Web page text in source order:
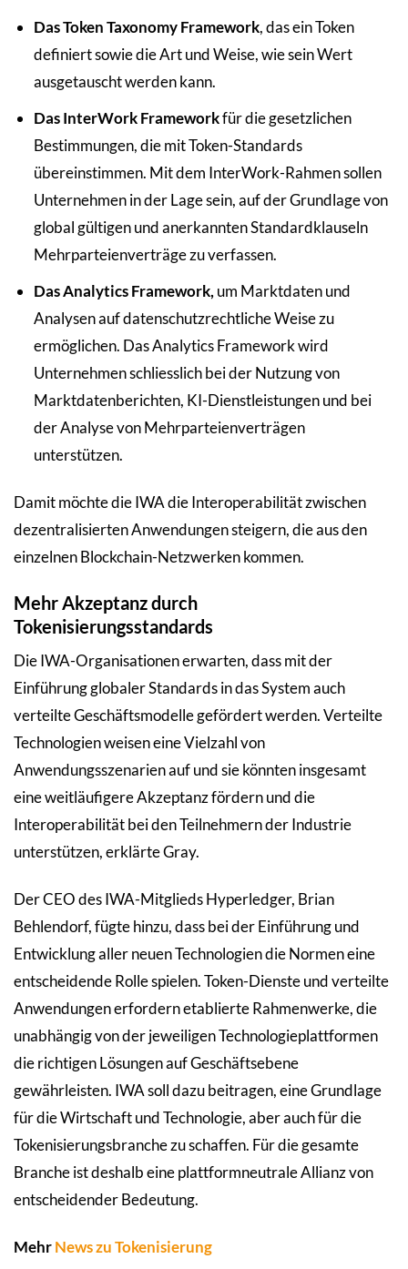
Das Token Taxonomy Framework, das ein Token
definiert sowie die Art und Weise, wie sein Wert
ausgetauscht werden kann.
Das InterWork Frameworkfür die gesetzlichen
Bestimmungen, die mit Token-Standards
übereinstimmen. Mit dem InterWork-Rahmen sollen
Unternehmen in der Lage sein, auf der Grundlage von
global gültigen und anerkannten Standardklauseln
Mehrparteienverträge zu verfassen.
Das Analytics Framework, um Marktdaten und
Analysen auf datenschutzrechtliche Weise zu
ermöglichen. Das Analytics Framework wird
Unternehmen schliesslich bei der Nutzung von
Marktdatenberichten, KI-Dienstleistungen und bei
der Analyse von Mehrparteienverträgen
unterstützen.
Damit möchte die IWA die Interoperabilität zwischen
dezentralisierten Anwendungen steigern, die aus den
einzelnen Blockchain-Netzwerken kommen.
Mehr Akzeptanz durch
Tokenisierungsstandards
Die IWA-Organisationen erwarten, dass mit der
Einführung globaler Standards in das System auch
verteilte Geschäftsmodelle gefördert werden. Verteilte
Technologien weisen eine Vielzahl von
Anwendungsszenarien auf und sie könnten insgesamt
eine weitläufigere Akzeptanz fördern und die
Interoperabilität bei den Teilnehmern der Industrie
unterstützen, erklärte Gray.
Der CEO des IWA-Mitglieds Hyperledger, Brian
Behlendorf, fügte hinzu, dass bei der Einführung und
Entwicklung aller neuen Technologien die Normen eine
entscheidende Rolle spielen. Token-Dienste und verteilte
Anwendungen erfordern etablierte Rahmenwerke, die
unabhängig von der jeweiligen Technologieplattformen
die richtigen Lösungen auf Geschäftsebene
gewährleisten. IWA soll dazu beitragen, eine Grundlage
für die Wirtschaft und Technologie, aber auch für die
Tokenisierungsbranche zu schaffen. Für die gesamte
Branche ist deshalb eine plattformneutrale Allianz von
entscheidender Bedeutung.
MehrNews zu Tokenisierung